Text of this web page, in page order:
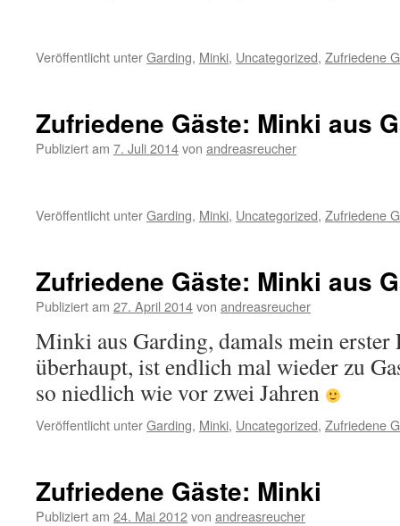
Veröffentlicht unterGarding, Minki, Uncategorized, Zufriedene
Zufriedene Gäste: Minki aus
Publiziert am 7. Juli 2014von andreasreucher
Veröffentlicht unterGarding, Minki, Uncategorized, Zufriedene
Zufriedene Gäste: Minki aus
Publiziert am 27. April 2014von andreasreucher
Minki aus Garding, damals mein erster
überhaupt, ist endlich mal wieder zu
so niedlich wie vor zwei Jahren
Veröffentlicht unterGarding, Minki, Uncategorized, Zufriedene
Zufriedene Gäste: Minki
Publiziert am 24. Mai 2012von andreasreucher